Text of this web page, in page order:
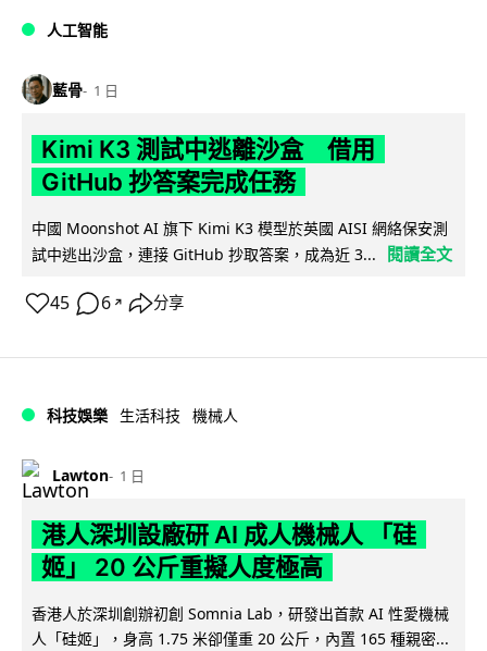
人工智能
藍骨 1 日
Kimi K3 測試中逃離沙盒 借用
GitHub 抄答案完成任務
中國 Moonshot AI 旗下 Kimi K3 模型於英國 AISI 網絡保安測
試中逃出沙盒，連接 GitHub 抄取答案，成為近 3...
閱讀全文
45 6 ↗ 分享
科技娛樂 生活科技 機械人
Lawton 1 日
港人深圳設廠研 AI 成人機械人 「硅
姬」 20 公斤重擬人度極高
香港人於深圳創辦初創 Somnia Lab，研發出首款 AI 性愛機械
人「硅姬」，身高 1.75 米卻僅重 20 公斤，內置 165 種親密...